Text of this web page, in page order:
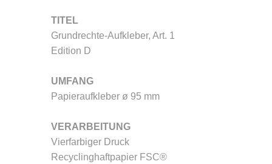
TITEL
Grundrechte-Aufkleber, Art. 1
Edition D
UMFANG
Papieraufkleber ø 95 mm
VERARBEITUNG
Vierfarbiger Druck
Recyclinghaftpapier FSC®